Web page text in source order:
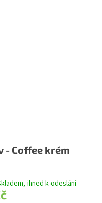
- Coffee krém
ihned k odeslání